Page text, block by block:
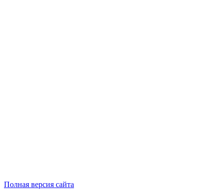
Полная версия сайта